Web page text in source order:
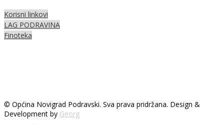
Korisni linkovi
LAG PODRAVINA
Finoteka
© Općina Novigrad Podravski. Sva prava pridržana. Design &
Development by Georg